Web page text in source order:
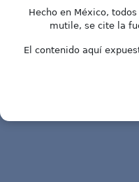
Hecho en México,
mutile, se cite la
El contenido aquí